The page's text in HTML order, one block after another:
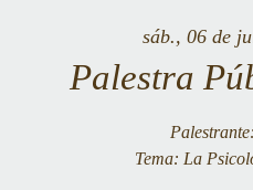
sáb., 06 de
Palestra
Tema: La